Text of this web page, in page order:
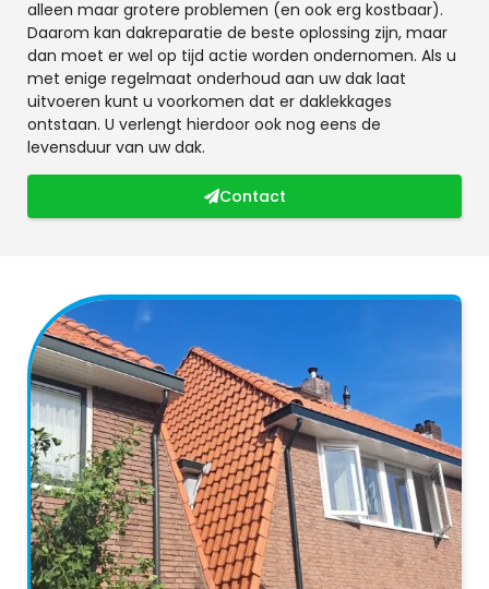
alleen maar grotere problemen (en ook erg kostbaar).
Daarom kan dakreparatie de beste oplossing zijn, maar
dan moet er wel op tijd actie worden ondernomen. Als u
met enige regelmaat onderhoud aan uw dak laat
uitvoeren kunt u voorkomen dat er daklekkages
ontstaan. U verlengt hierdoor ook nog eens de
levensduur van uw dak.
Contact